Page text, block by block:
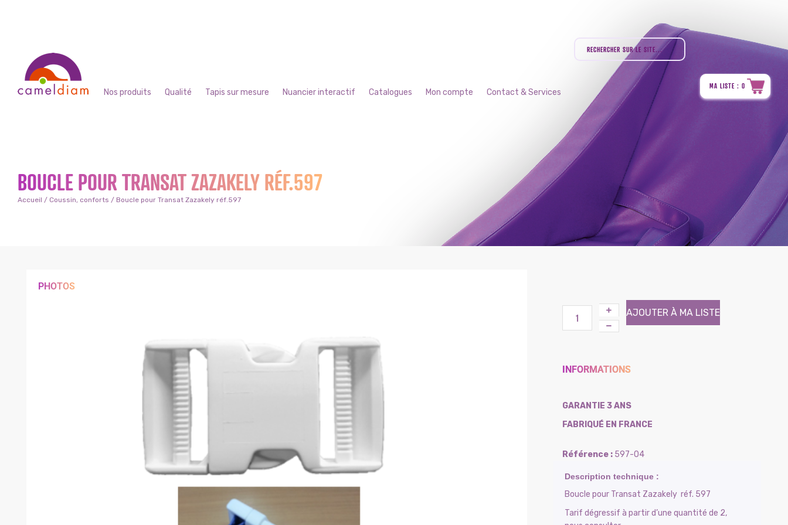
Nos produits Qualité Tapis sur mesure Nuancier interactif Catalogues Mon compte Contact & Services
MA LISTE : 0
BOUCLE POUR TRANSAT ZAZAKELY RÉF.597
Accueil / Coussin, conforts / Boucle pour Transat Zazakely réf.597
PHOTOS
AJOUTER À MA LISTE
INFORMATIONS
GARANTIE 3 ANS
FABRIQUÉ EN FRANCE
597-04
Boucle pour Transat Zazakely réf. 597
Tarif dégressif à partir d’une quantité de 2,